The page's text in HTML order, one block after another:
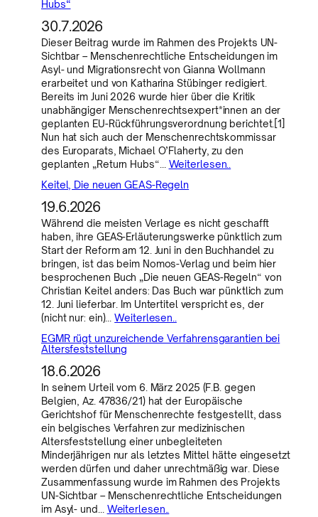
Hubs“
30.7.2026
Dieser Beitrag wurde im Rahmen des Projekts UN-
Sichtbar – Menschenrechtliche Entscheidungen im
Asyl- und Migrationsrecht von Gianna Wollmann
erarbeitet und von Katharina Stübinger redigiert.
Bereits im Juni 2026 wurde hier über die Kritik
unabhängiger Menschenrechtsexpert*innen an der
geplanten EU-Rückführungsverordnung berichtet.[1]
Nun hat sich auch der Menschenrechtskommissar
des Europarats, Michael O’Flaherty, zu den
geplanten „Return Hubs“… Weiterlesen..
Keitel, Die neuen GEAS-Regeln
19.6.2026
Während die meisten Verlage es nicht geschafft
haben, ihre GEAS-Erläuterungswerke pünktlich zum
Start der Reform am 12. Juni in den Buchhandel zu
bringen, ist das beim Nomos-Verlag und beim hier
besprochenen Buch „Die neuen GEAS-Regeln“ von
Christian Keitel anders: Das Buch war pünktlich zum
12. Juni lieferbar. Im Untertitel verspricht es, der
(nicht nur: ein)…Weiterlesen..
EGMR rügt unzureichende Verfahrensgarantien bei
Altersfeststellung
18.6.2026
In seinem Urteil vom 6. März 2025 (F.B. gegen
Belgien, Az. 47836/21) hat der Europäische
Gerichtshof für Menschenrechte festgestellt, dass
ein belgisches Verfahren zur medizinischen
Altersfeststellung einer unbegleiteten
Minderjährigen nur als letztes Mittel hätte eingesetzt
werden dürfen und daher unrechtmäßig war. Diese
Zusammenfassung wurde im Rahmen des Projekts
UN-Sichtbar – Menschenrechtliche Entscheidungen
im Asyl- und… Weiterlesen..